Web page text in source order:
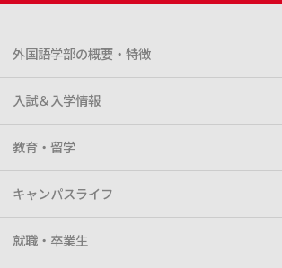
外国語学部の概要・特徴
入試＆入学情報
教育・留学
キャンパスライフ
就職・卒業生